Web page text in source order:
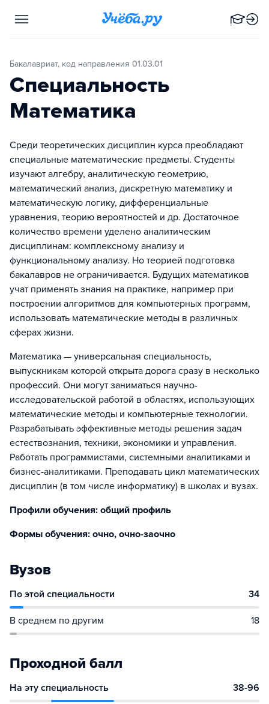
Бакалавриат, код направления 01.03.01
Специальность
Математика
Среди теоретических дисциплин курса преобладают
специальные математические предметы. Студенты
изучают алгебру, аналитическую геометрию,
математический анализ, дискретную математику и
математическую логику, дифференциальные
уравнения, теорию вероятностей и др. Достаточное
количество времени уделено аналитическим
дисциплинам: комплексному анализу и
функциональному анализу. Но теорией подготовка
бакалавров не ограничивается. Будущих математиков
учат применять знания на практике, например при
построении алгоритмов для компьютерных программ,
использовать математические методы в различных
сферах жизни.
Математика — универсальная специальность,
выпускникам которой открыта дорога сразу в несколько
профессий. Они могут заниматься научно-
исследовательской работой в областях, использующих
математические методы и компьютерные технологии.
Разрабатывать эффективные методы решения задач
естествознания, техники, экономики и управления.
Работать программистами, системными аналитиками и
бизнес-аналитиками. Преподавать цикл математических
дисциплин (в том числе информатику) в школах и вузах.
Профили обучения: общий профиль
Формы обучения: очно, очно-заочно
Вузов
По этой специальности 34
В среднем по другим 18
Проходной балл
На эту специальность 38-96